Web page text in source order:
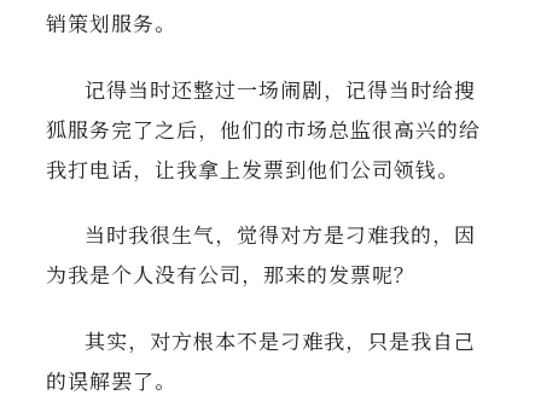
销策划服务。
记得当时还整过一场闹剧，记得当时给搜
狐服务完了之后，他们的市场总监很高兴的给
我打电话，让我拿上发票到他们公司领钱。
当时我很生气，觉得对方是刁难我的，因
为我是个人没有公司，那来的发票呢？
其实，对方根本不是刁难我，只是我自己
的误解罢了。